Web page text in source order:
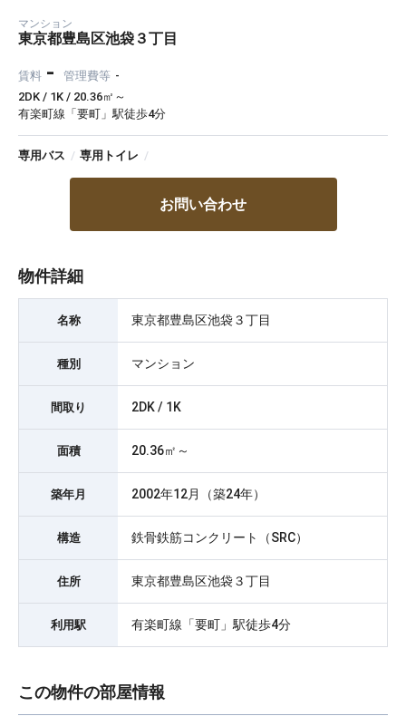
マンション
東京都豊島区池袋３丁目
賃料 - 管理費等 -
2DK / 1K / 20.36㎡～
有楽町線「要町」駅徒歩4分
専用バス / 専用トイレ /
お問い合わせ
物件詳細
名称 東京都豊島区池袋３丁目
種別 マンション
間取り 2DK / 1K
面積 20.36㎡～
築年月 2002年12月（築24年）
構造 鉄骨鉄筋コンクリート（SRC）
住所 東京都豊島区池袋３丁目
利用駅 有楽町線「要町」駅徒歩4分
この物件の部屋情報